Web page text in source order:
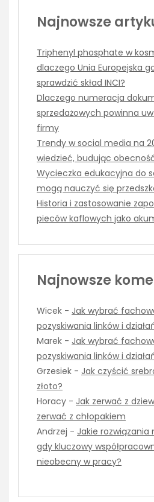
Najnowsze
Triphenyl phosphate w
dlaczego Unia Europejska
sprawdzić skład INCI?
Dlaczego numeracja
sprzedażowych powinna
firmy
Trendy w social media na
wiedzieć, budując
Wycieczka edukacyjna do
mogą nauczyć się
Historia i zastosowanie
pieców kaflowych jako
Najnowsze
Wicek - Jak wybrać
pozyskiwania linków i
Marek - Jak wybrać
pozyskiwania linków i
Grzesiek - Jak czyścić
złoto?
Horacy - Jak zerwać z
zerwać z chłopakiem
Andrzej - Jakie rozwiązania
gdy kluczowy
nieobecny w pracy?